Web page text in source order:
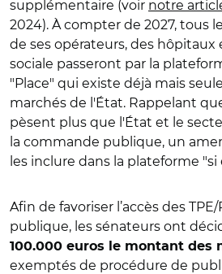
supplémentaire (voir notre
2024). À compter de 2027, tous
de ses opérateurs, des hôpitaux
sociale passeront par la
"Place" qui existe déjà mais
marchés de l'État. Rappelant
pèsent plus que l'État et le
la commande publique, un
les inclure dans la plateforme
Afin de favoriser l’accès des
publique, les sénateurs ont
100.000 euros le montant des
exemptés de procédure de